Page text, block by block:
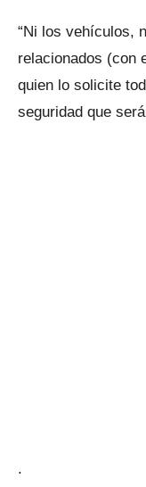
“Ni los vehículos,
relacionados (con
quien lo solicite
seguridad que
.